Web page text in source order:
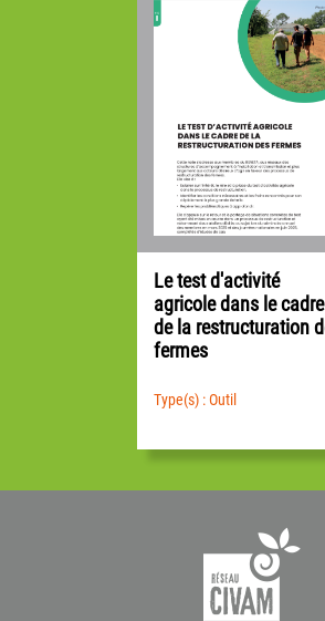
Le test d'activité
agricole dans le cadre
de la restructuration
fermes
Type(s) : Outil